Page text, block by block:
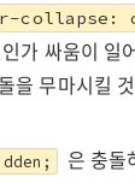
collapse:
가 싸움이 일
을 무마시킬
은 충돌